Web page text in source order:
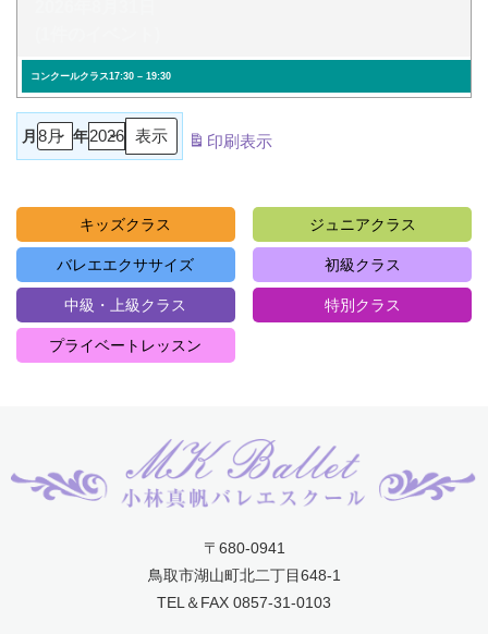
コンクールクラス17:30 – 19:30
月 年 印刷表示
キッズクラス ジュニアクラス
バレエエクササイズ 初級クラス
中級・上級クラス 特別クラス
プライベートレッスン
〒680-0941
鳥取市湖山町北二丁目648-1
TEL＆FAX 0857-31-0103